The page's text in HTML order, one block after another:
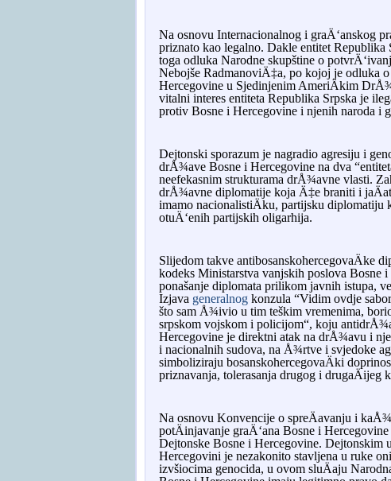
Na osnovu Internacionalnog i graÄ‘anskog
priznato kao legalno. Dakle entitet
toga odluka Narodne skupštine o
Nebojše RadmanoviÄ‡a, po kojoj je odluka
Hercegovine u Sjedinjenim AmeriÄkim
vitalni interes entiteta Republika Srpska je
protiv Bosne i Hercegovine i njenih naroda i
Dejtonski sporazum je nagradio agresiju i
drÅ¾ave Bosne i Hercegovine na dva
neefekasnim strukturama drÅ¾avne vlasti.
drÅ¾avne diplomatije koja Ä‡e braniti i
imamo nacionalistiÄku, partijsku
otuÄ‘enih partijskih oligarhija.
Slijedom takve antibosanskohercegovaÄke
kodeks Ministarstva vanjskih poslova Bosne
ponašanje diplomata prilikom javnih istupa,
Izjava generalnogkonzula “Vidim ovdje
što sam Å¾ivio u tim teškim vremenima,
srpskom vojskom i policijom“, koju
Hercegovine je direktni atak na drÅ¾avu i
i nacionalnih sudova, na Å¾rtve i svjedoke
simboliziraju bosanskohercegovaÄki
priznavanja, tolerasanja drugog i
Na osnovu Konvencije o spreÄavanju i
potÄinjavanje graÄ‘ana Bosne i
Dejtonske Bosne i Hercegovine. Dejtonskim
Hercegovini je nezakonito stavljena u ruke
izvšiocima genocida, u ovom sluÄaju